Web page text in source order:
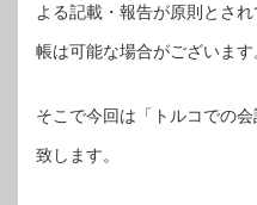
よる記載・報告が原則とさ
帳は可能な場合がございます
そこで今回は「トルコでの
致します。